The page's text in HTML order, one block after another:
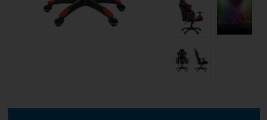
STREAMING